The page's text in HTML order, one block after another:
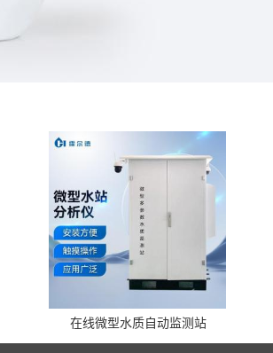
在线微型水质自动监测站